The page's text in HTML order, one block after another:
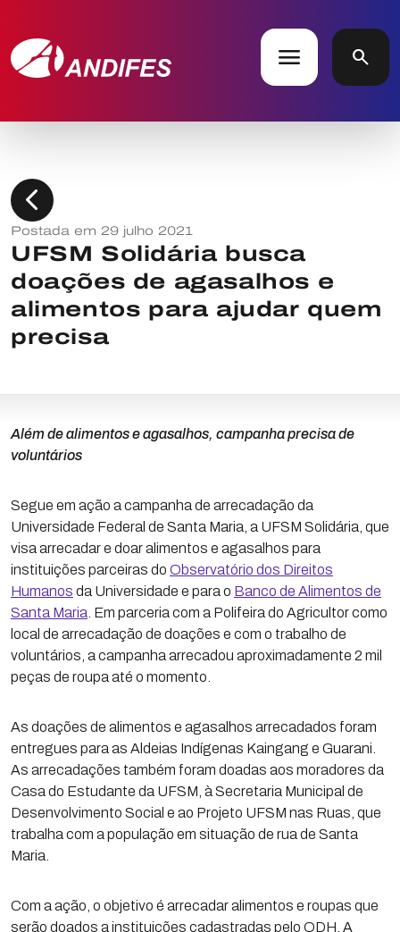
menu search
chevron_left
Postada em 29 julho 2021
UFSM Solidária busca
doações de agasalhos e
alimentos para ajudar quem
precisa
Além de alimentos e agasalhos, campanha precisa de
voluntários
Segue em ação a campanha de arrecadação da
Universidade Federal de Santa Maria, a UFSM Solidária, que
visa arrecadar e doar alimentos e agasalhos para
instituições parceiras do Observatório dos Direitos
Humanos da Universidade e para o Banco de Alimentos de
Santa Maria . Em parceria com a Polifeira do Agricultor como
local de arrecadação de doações e com o trabalho de
voluntários, a campanha arrecadou aproximadamente 2 mil
peças de roupa até o momento.
As doações de alimentos e agasalhos arrecadados foram
entregues para as Aldeias Indígenas Kaingang e Guarani.
As arrecadações também foram doadas aos moradores da
Casa do Estudante da UFSM, à Secretaria Municipal de
Desenvolvimento Social e ao Projeto UFSM nas Ruas, que
trabalha com a população em situação de rua de Santa
Maria.
Com a ação, o objetivo é arrecadar alimentos e roupas que
serão doados a instituições cadastradas pelo ODH. A